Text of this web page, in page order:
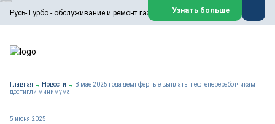
Русь-Турбо - обслуживание и ремонт газовых паровых турбин
ООО «Русь-Турбо» занимается сервисом газовых и паровых
турбин, комплексным ремонтом, восстановлением,
техническим обслуживанием оборудования ТЭС,
работают на нефтегазовых, нефтехимических,
металлургических и других предприятиях.
Реклама. ООО «Русь-Турбо», ИНН 7802588950
erid: F7NfYUJCUneVdwPs4znf
Узнать больше
Главная → Новости → В мае 2025 года демпферные выплаты нефтепереработчикам
достигли минимума
5 июня 2025